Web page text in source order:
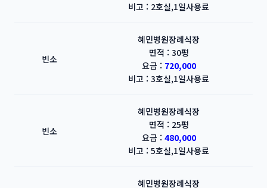
비고 : 2호실,1일사용료
빈소
혜민병원장례식장
면적 : 30평
요금 : 720,000
비고 : 3호실,1일사용료
빈소
혜민병원장례식장
면적 : 25평
요금 : 480,000
비고 : 5호실,1일사용료
혜민병원장례식장